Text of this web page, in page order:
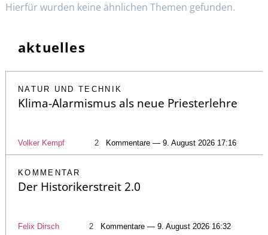
Hierfür wurden keine ähnlichen Themen gefunden.
aktuelles
NATUR UND TECHNIK
Klima-Alarmismus als neue Priesterlehre
Volker Kempf 2 Kommentare — 9. August 2026 17:16
KOMMENTAR
Der Historikerstreit 2.0
Felix Dirsch 2 Kommentare — 9. August 2026 16:32